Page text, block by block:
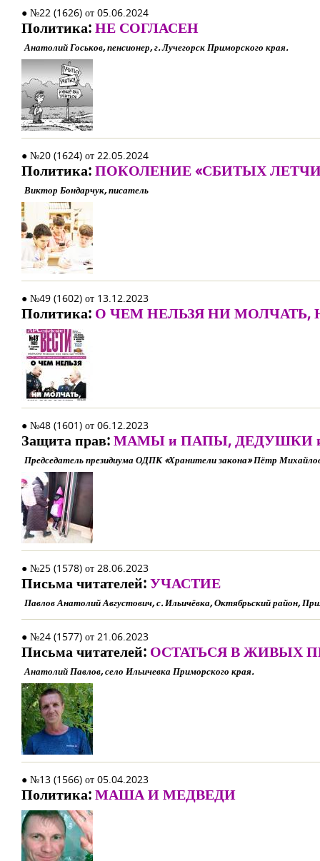
● №22 (1626) от 05.06.2024
Политика:НЕ СОГЛАСЕН
Анатолий Госьков, пенсионер, г. Лучегорск Приморского края.
● №20 (1624) от 22.05.2024
Политика:ПОКОЛЕНИЕ «СБИТЫХ
Виктор Бондарчук, писатель
● №49 (1602) от 13.12.2023
Политика: О ЧЕМ НЕЛЬЗЯ НИ МОЛЧАТЬ,
● №48 (1601) от 06.12.2023
Защита прав:МАМЫ и ПАПЫ, ДЕДУШКИ
Председатель президиума ОДПК «Хранители закона» Пётр
● №25 (1578) от 28.06.2023
Письма читателей:УЧАСТИЕ
Павлов Анатолий Августович, с. Ильичёвка, Октябрьский район,
● №24 (1577) от 21.06.2023
Письма читателей: ОСТАТЬСЯ В ЖИВЫХ
Анатолий Павлов, село Ильичевка Приморского края.
● №13 (1566) от 05.04.2023
Политика:МАША И МЕДВЕДИ